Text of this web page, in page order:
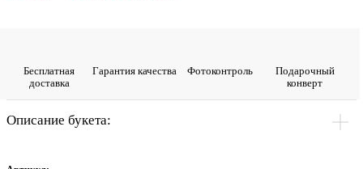
Бесплатная
доставка
Гарантия качества Фото­контроль
Подарочный
конверт
Описание букета: